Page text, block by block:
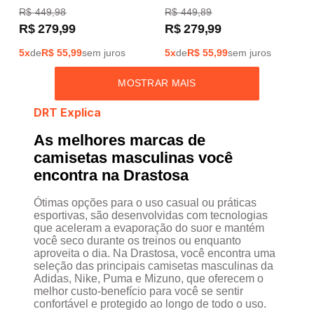
R$ 449,98
R$ 279,99
5xdeR$ 55,99sem juros
R$ 449,89
R$ 279,99
5xdeR$ 55,99sem juros
MOSTRAR MAIS
DRT Explica
As melhores marcas de
camisetas masculinas você
encontra na Drastosa
Ótimas opções para o uso casual ou práticas
esportivas, são desenvolvidas com tecnologias
que aceleram a evaporação do suor e mantém
você seco durante os treinos ou enquanto
aproveita o dia. Na Drastosa, você encontra uma
seleção das principais camisetas masculinas da
Adidas, Nike, Puma e Mizuno, que oferecem o
melhor custo-benefício para você se sentir
confortável e protegido ao longo de todo o uso.